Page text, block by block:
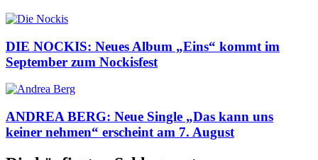
DIE NOCKIS: Neues Album „Eins“ kommt im
September zum Nockisfest
ANDREA BERG: Neue Single „Das kann uns
keiner nehmen“ erscheint am 7. August